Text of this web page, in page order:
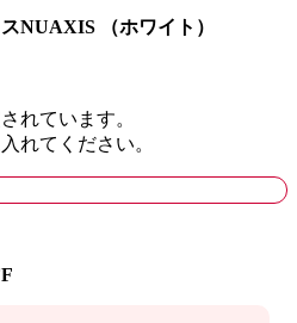
NUAXIS （ホワイト）
れています。
れてください。